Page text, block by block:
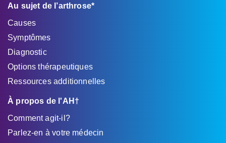
Au sujet de l’arthrose*
Causes
Symptômes
Diagnostic
Options thérapeutiques
Ressources additionnelles
À propos de l'AH†
Comment agit-il?
Parlez-en à votre médecin